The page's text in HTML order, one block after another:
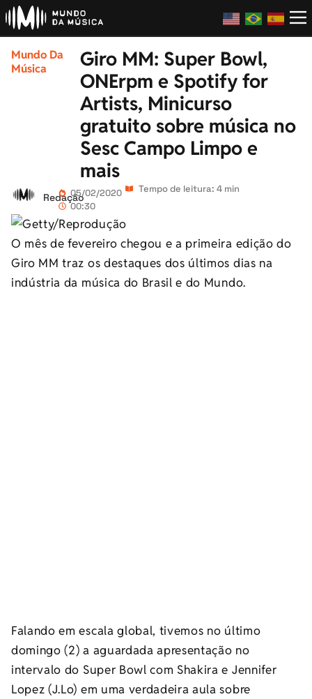
Mundo Da
Música
Giro MM: Super Bowl,
ONErpm e Spotify for
Artists, Minicurso
gratuito sobre música no
Sesc Campo Limpo e
mais
Redação05/02/2020
00:30
Tempo de leitura: 4 min
O mês de fevereiro chegou e a primeira edição do
Giro MM traz os destaques dos últimos dias na
indústria da música do Brasil e do Mundo.
Falando em escala global, tivemos no último
domingo (2) a aguardada apresentação no
intervalo do Super Bowl com Shakira e Jennifer
Lopez (J.Lo) em uma verdadeira aula sobre